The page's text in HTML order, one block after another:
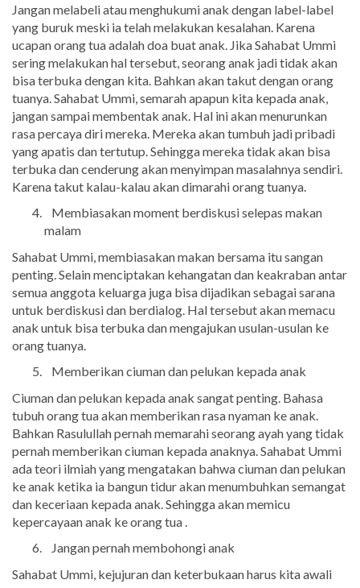
Jangan melabeli atau menghukumi anak dengan label-label
yang buruk meski ia telah melakukan kesalahan. Karena
ucapan orang tua adalah doa buat anak. Jika Sahabat Ummi
sering melakukan hal tersebut, seorang anak jadi tidak akan
bisa terbuka dengan kita. Bahkan akan takut dengan orang
tuanya. Sahabat Ummi, semarah apapun kita kepada anak,
jangan sampai membentak anak. Hal ini akan menurunkan
rasa percaya diri mereka. Mereka akan tumbuh jadi pribadi
yang apatis dan tertutup. Sehingga mereka tidak akan bisa
terbuka dan cenderung akan menyimpan masalahnya sendiri.
Karena takut kalau-kalau akan dimarahi orang tuanya.
Membiasakan moment berdiskusi selepas makan
malam
Sahabat Ummi, membiasakan makan bersama itu sangan
penting. Selain menciptakan kehangatan dan keakraban antar
semua anggota keluarga juga bisa dijadikan sebagai sarana
untuk berdiskusi dan berdialog. Hal tersebut akan memacu
anak untuk bisa terbuka dan mengajukan usulan-usulan ke
orang tuanya.
Memberikan ciuman dan pelukan kepada anak
Ciuman dan pelukan kepada anak sangat penting. Bahasa
tubuh orang tua akan memberikan rasa nyaman ke anak.
Bahkan Rasulullah pernah memarahi seorang ayah yang tidak
pernah memberikan ciuman kepada anaknya. Sahabat Ummi
ada teori ilmiah yang mengatakan bahwa ciuman dan pelukan
ke anak ketika ia bangun tidur akan menumbuhkan semangat
dan keceriaan kepada anak. Sehingga akan memicu
kepercayaan anak ke orang tua .
Jangan pernah membohongi anak
Sahabat Ummi, kejujuran dan keterbukaan harus kita awali